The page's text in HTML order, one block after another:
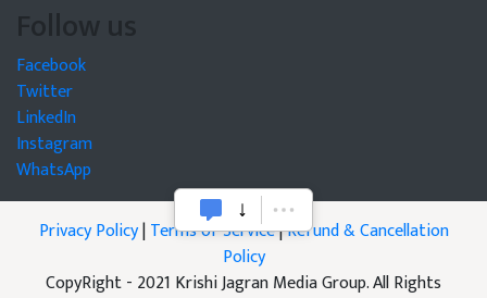
Follow us
Facebook
Twitter
LinkedIn
Instagram
WhatsApp
Privacy Policy|Terms of Service|Refund & Cancellation
Policy
CopyRight - 2021 Krishi Jagran Media Group. All Rights